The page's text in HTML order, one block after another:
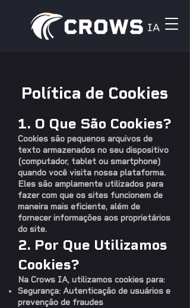
Política de Cookies
1. O Que São Cookies?
Cookies são pequenos arquivos de
texto armazenados no seu dispositivo
(computador, tablet ou smartphone)
quando você visita nossa plataforma.
Eles são amplamente utilizados para
fazer com que os sites funcionem de
maneira mais eficiente, além de
fornecer informações aos proprietários
do site.
2. Por Que Utilizamos
Cookies?
Na Crows IA, utilizamos cookies para:
Segurança: Autenticação de usuários e
prevenção de fraudes